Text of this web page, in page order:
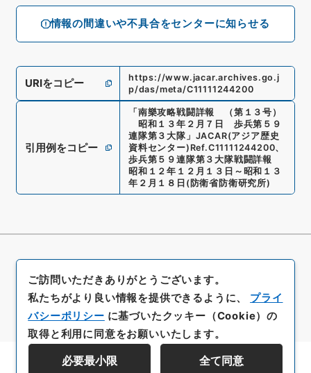
情報の間違いや不具合をセンターに知らせる
URIをコピー
https://www.jacar.archives.go.j
p/das/meta/C11111244200
引用例をコピー
「 南樂攻略戦闘詳報 （第１３号）
昭和１３年２月７日 歩兵第５９
連隊第３大隊 」 JACAR(アジア歴史
資料センター) Ref.C11111244200、
歩兵第５９連隊第３大隊戦闘詳報
昭和１２年１２月１３日～昭和１３
年２月１８日 ( 防衛省防衛研究所)
ご訪問いただきありがとうございます。
私たちがより良い情報を提供できるように、 プライ
バシーポリシー に基づいたクッキー（Cookie）の
取得と利用に同意をお願いいたします。
必要最小限 全て同意